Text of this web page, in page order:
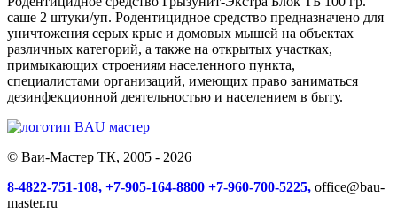
саше 2 штуки/уп. Родентицидное средство предназначено для
уничтожения серых крыс и домовых мышей на объектах
различных категорий, а также на открытых участках,
примыкающих строениям населенного пункта,
специалистами организаций, имеющих право заниматься
дезинфекционной деятельностью и населением в быту.
© Ваи-Мастер ТК, 2005 - 2026
8-4822-751-108, +7-905-164-8800 +7-960-700-5225, office@bau-
master.ru